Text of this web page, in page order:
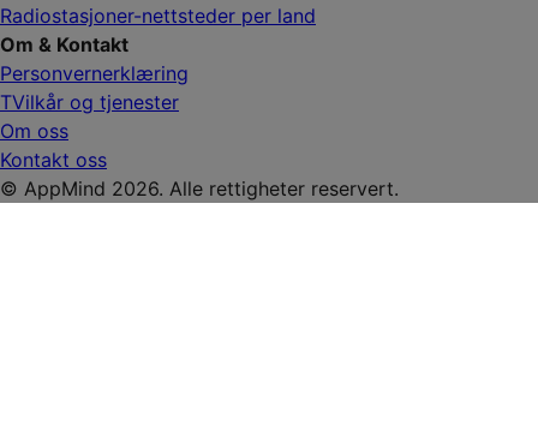
Radiostasjoner-nettsteder per land
Om & Kontakt
Personvernerklæring
TVilkår og tjenester
Om oss
Kontakt oss
© AppMind 2026. Alle rettigheter reservert.